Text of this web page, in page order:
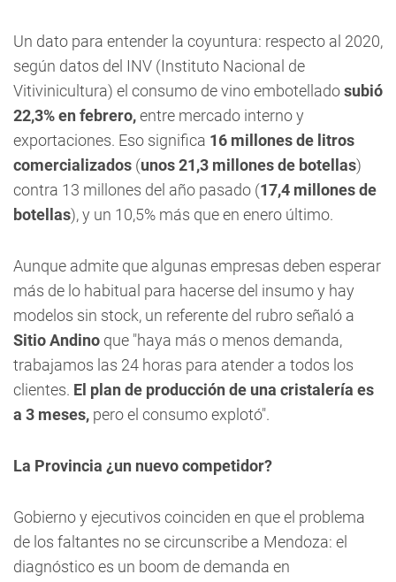
Un dato para entender la coyuntura: respecto al 2020,
según datos del INV (Instituto Nacional de
Vitivinicultura) el consumo de vino embotelladosubió
22,3% en febrero,entre mercado interno y
exportaciones. Eso significa 16 millones de litros
comercializados (unos 21,3 millones de botellas)
contra 13 millones del año pasado (17,4 millones de
botellas), y un 10,5% más que en enero último.
Aunque admite que algunas empresas deben esperar
más de lo habitual para hacerse del insumo y hay
modelos sin stock, un referente del rubro señaló a
Sitio Andino que "haya más o menos demanda,
trabajamos las 24 horas para atender a todos los
clientes. El plan de producción de una cristalería es
a 3 meses, pero el consumo explotó".
La Provincia ¿un nuevo competidor?
Gobierno y ejecutivos coinciden en que el problema
de los faltantes no se circunscribe a Mendoza: el
diagnóstico es un boom de demanda en